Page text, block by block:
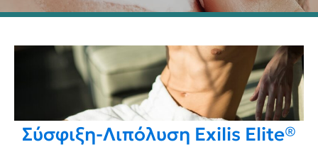
Σύσφιξη-Λιπόλυση Exilis Elite®